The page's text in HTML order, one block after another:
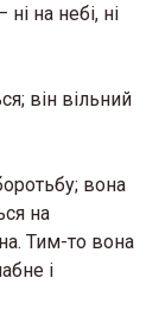
на небі, ні
він вільний
вона
на
Тим-то вона
і